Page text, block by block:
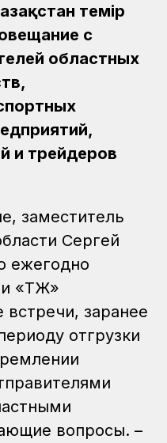
темiр
с
областных
и трейдеров
заместитель
Сергей
ежегодно
«ҚТЖ»
заранее
отгрузки
вопросы. –